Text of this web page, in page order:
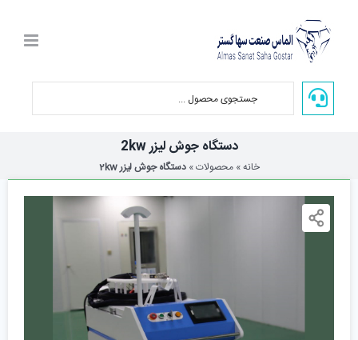
content
دستگاه جوش لیزر 2kw
خانه»محصولات»دستگاه جوش لیزر 2kw